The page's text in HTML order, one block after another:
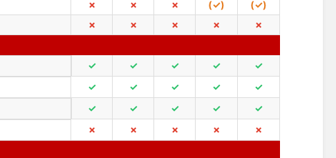
✗ ✗ ✗ (✓)
(✓)
✗ ✗ ✗ ✗
✗
✓ ✓ ✓ ✓
✓
✓ ✓ ✓ ✓
✓
✓ ✓ ✓ ✓
✓
✗ ✗ ✗ ✗
✗